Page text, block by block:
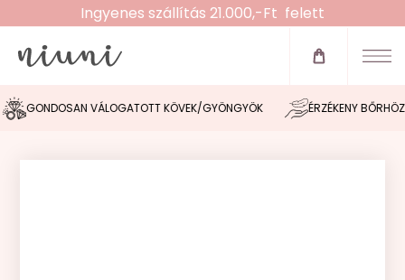
Ingyenes szállítás 21.000,-Ft felett
Újdonságok
Zsinóros karkötők
Fülbevalók
Nyakláncok
GONDOSAN VÁLOGATOTT KÖVEK/GYÖNGYÖK ÉRZÉKENY BŐRHÖZ